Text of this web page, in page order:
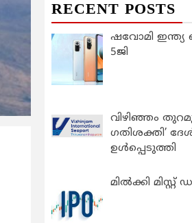
RECENT POSTS
ഷവോമി ഇന്ത്യ
5ജി
വിഴിഞ്ഞം
ഗതിശക്തി’
ഉൾപ്പെടുത്തി
മിൽക്കി